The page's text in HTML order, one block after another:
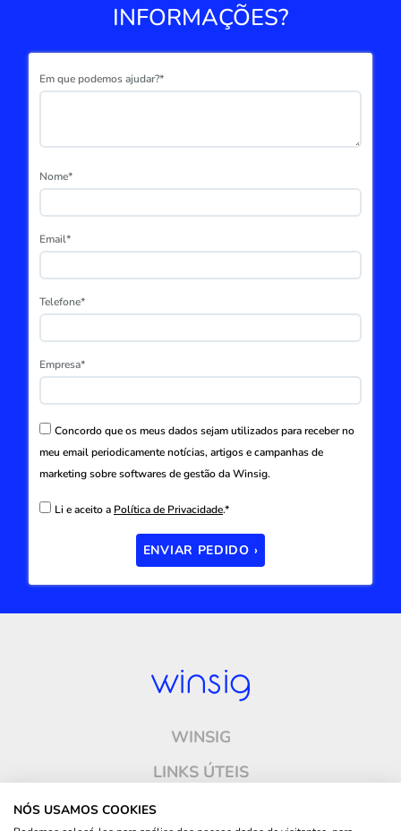
INFORMAÇÕES?
Em que podemos ajudar?*
Nome*
Email*
Telefone*
Empresa*
Concordo que os meus dados sejam utilizados para receber no
meu email periodicamente notícias, artigos e campanhas de
marketing sobre softwares de gestão da Winsig.
Li e aceito a Política de Privacidade.*
ENVIAR PEDIDO ›
WINSIG
LINKS ÚTEIS
ONDE ESTAMOS
NÓS USAMOS COOKIES